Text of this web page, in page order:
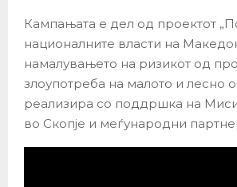
Кампањата е дел од проектот
националните власти на
намалувањето на ризикот од
злоупотреба на малото и лесно
реализира со поддршка на
во Скопје и меѓународни